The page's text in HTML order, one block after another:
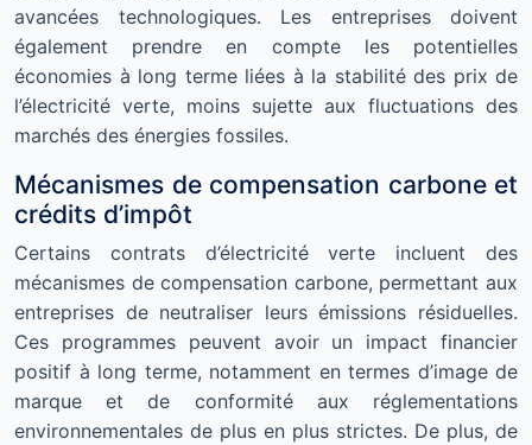
avancées technologiques. Les entreprises doivent
également prendre en compte les potentielles
économies à long terme liées à la stabilité des prix de
l’électricité verte, moins sujette aux fluctuations des
marchés des énergies fossiles.
Mécanismes de compensation carbone et
crédits d’impôt
Certains contrats d’électricité verte incluent des
mécanismes de compensation carbone, permettant aux
entreprises de neutraliser leurs émissions résiduelles.
Ces programmes peuvent avoir un impact financier
positif à long terme, notamment en termes d’image de
marque et de conformité aux réglementations
environnementales de plus en plus strictes. De plus, de